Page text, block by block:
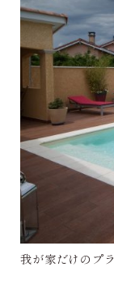
我が家だけのプ